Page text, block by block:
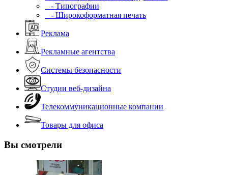
- Типографии
- Широкоформатная печать
Реклама
Рекламные агентства
Системы безопасности
Студии веб-дизайна
Телекоммуникационные компании
Товары для офиса
Вы смотрели